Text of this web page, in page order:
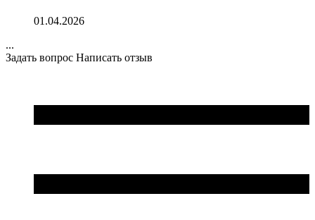
01.04.2026
...
Задать вопрос Написать отзыв